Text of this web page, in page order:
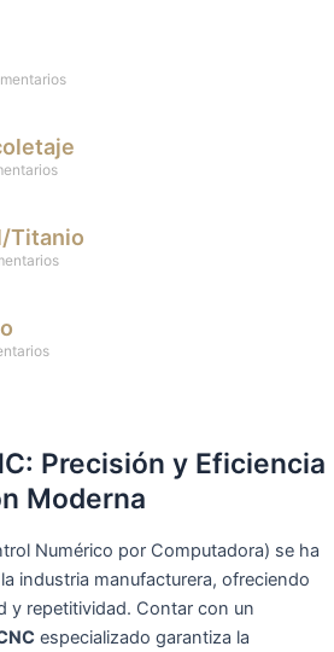
Titanio
Precisión y Eficiencia
Moderna
Numérico por Computadora) se ha
industria manufacturera, ofreciendo
y repetitividad. Contar con un
especializado garantiza la